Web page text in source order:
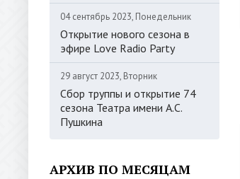
04 сентябрь 2023, Понедельник
Открытие нового сезона в
эфире Love Radio Party
29 август 2023, Вторник
Сбор труппы и открытие 74
сезона Театра имени А.С.
Пушкина
АРХИВ ПО МЕСЯЦАМ